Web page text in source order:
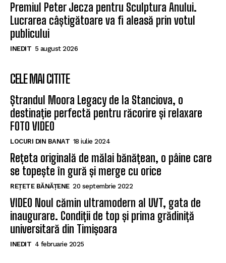
Premiul Peter Jecza pentru Sculptura Anului.
Lucrarea câștigătoare va fi aleasă prin votul
publicului
INEDIT 5 august 2026
CELE MAI CITITE
Ștrandul Moora Legacy de la Stanciova, o
destinație perfectă pentru răcorire și relaxare
FOTO VIDEO
LOCURI DIN BANAT 18 iulie 2024
Rețeta originală de mălai bănățean, o pâine care
se topește în gură și merge cu orice
REȚETE BĂNĂȚENE 20 septembrie 2022
VIDEO Noul cămin ultramodern al UVT, gata de
inaugurare. Condiții de top și prima grădiniță
universitară din Timișoara
INEDIT 4 februarie 2025